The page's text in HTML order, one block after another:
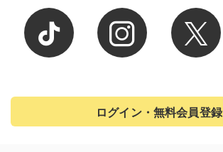
ログイン・無料会員登録